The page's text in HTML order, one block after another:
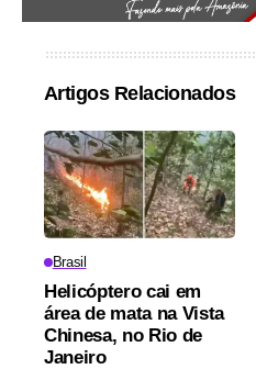
Artigos Relacionados
Brasil
Helicóptero cai em
área de mata na Vista
Chinesa, no Rio de
Janeiro